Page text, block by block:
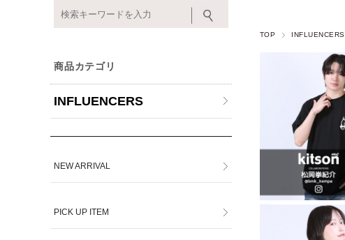
TOP INFLUENCERS
商品カテゴリ
INFLUENCERS
NEW ARRIVAL
PICK UP ITEM